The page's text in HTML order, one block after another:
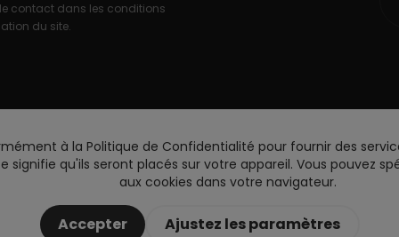
à la Politique de Confidentialité pour fournir des
signifie qu'ils seront placés sur votre appareil. Vous pouvez
aux cookies dans votre navigateur.
Accepter Ajustez les paramètres
contact dans les conditions
du site.